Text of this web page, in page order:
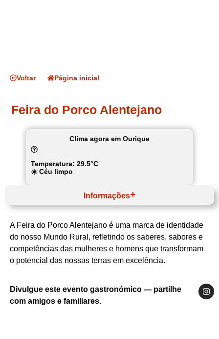
Voltar Página inicial
Feira do Porco Alentejano
A Feira do Porco Alentejano é uma marca de identidade
do nosso Mundo Rural, refletindo os saberes, sabores e
competências das mulheres e homens que transformam
o potencial das nossas terras em excelência.
2026
Divulgue este evento gastronómico — partilhe
com amigos e familiares.
Clima agora em Ourique
Temperatura: 29.5°C
☀️ Céu limpo
Informações
Alentejo
Baixo Alentejo
Ourique
Município de Ourique + Associação de
Criadores de Porco Alentejano
Porco